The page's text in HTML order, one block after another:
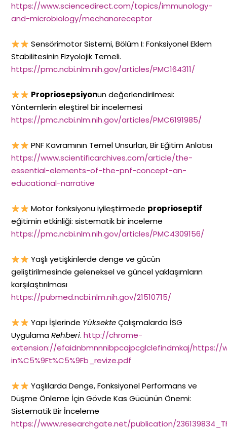
https://www.sciencedirect.com/topics/immunology-
and-microbiology/mechanoreceptor
Sensörimotor Sistemi, Bölüm I: Fonksiyonel Eklem
Stabilitesinin Fizyolojik Temeli.
https://pmc.ncbi.nlm.nih.gov/articles/PMC164311/
Propriosepsiyonun değerlendirilmesi:
Yöntemlerin eleştirel bir incelemesi
https://pmc.ncbi.nlm.nih.gov/articles/PMC6191985/
PNF Kavramının Temel Unsurları, Bir Eğitim Anlatısı
https://www.scientificarchives.com/article/the-
essential-elements-of-the-pnf-concept-an-
educational-narrative
Motor fonksiyonu iyileştirmede proprioseptif
eğitimin etkinliği: sistematik bir inceleme
https://pmc.ncbi.nlm.nih.gov/articles/PMC4309156/
Yaşlı yetişkinlerde denge ve gücün
geliştirilmesinde geleneksel ve güncel yaklaşımların
karşılaştırılması
https://pubmed.ncbi.nlm.nih.gov/21510715/
Yapı İşlerinde YüksekteÇalışmalarda İSG
UygulamaRehberi.http://chrome-
extension://efaidnbmnnnibpcajpcglclefindmkaj/https://
in%C5%9Ft%C5%9Fb_revize.pdf
Yaşlılarda Denge, Fonksiyonel Performans ve
Düşme Önleme İçin Gövde Kas Gücünün Önemi:
Sistematik Bir İnceleme
https://www.researchgate.net/publication/